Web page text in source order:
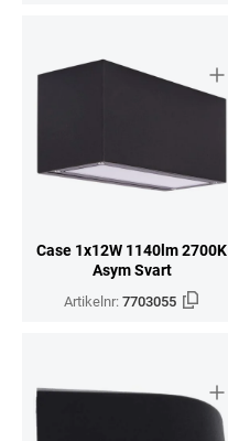
Case 1x12W 1140lm 2700K
Asym Svart
Artikelnr:7703055